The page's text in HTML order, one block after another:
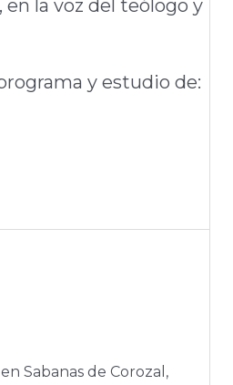
la voz del teólogo y
y estudio de:
Sabanas de Corozal,